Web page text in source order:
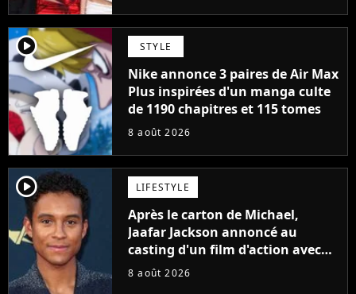
player2 STYLE
Nike annonce 3 paires de Air Max
Plus inspirées d'un manga culte
de 1190 chapitres et 115 tomes
8 août 2026
player2 LIFESTYLE
Après le carton de Michael,
Jaafar Jackson annoncé au
casting d'un film d'action avec
Will Smith
8 août 2026